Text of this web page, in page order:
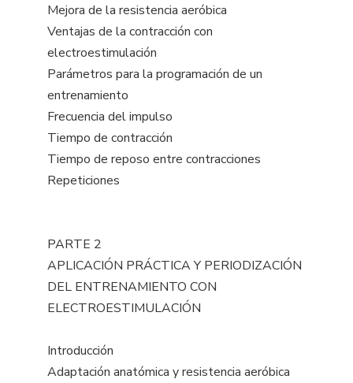
Mejora de la resistencia aeróbica
Ventajas de la contracción con
electroestimulación
Parámetros para la programación de un
entrenamiento
Frecuencia del impulso
Tiempo de contracción
Tiempo de reposo entre contracciones
Repeticiones
PARTE 2
APLICACIÓN PRÁCTICA Y PERIODIZACIÓN
DEL ENTRENAMIENTO CON
ELECTROESTIMULACIÓN
Introducción
Adaptación anatómica y resistencia aeróbica